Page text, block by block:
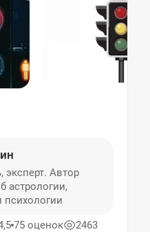
эксперт. Автор
астрологии,
психологии
75 оценок
2463